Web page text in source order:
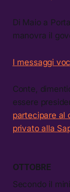
Di Maio a
manovra il
I messaggi
Conte,
essere
partecipare al
privato alla
OTTOBRE
Secondo il